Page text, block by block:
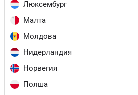
Люксембург
Малта
Молдова
Нидерландия
Норвегия
Полша